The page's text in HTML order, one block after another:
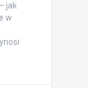
jak
w